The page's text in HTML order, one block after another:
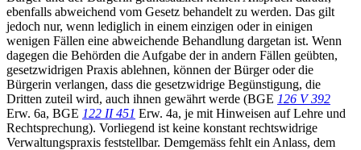
ebenfalls abweichend vom Gesetz behandelt zu werden. Das gilt
jedoch nur, wenn lediglich in einem einzigen oder in einigen
wenigen Fällen eine abweichende Behandlung dargetan ist. Wenn
dagegen die Behörden die Aufgabe der in andern Fällen geübten,
gesetzwidrigen Praxis ablehnen, können der Bürger oder die
Bürgerin verlangen, dass die gesetzwidrige Begünstigung, die
Dritten zuteil wird, auch ihnen gewährt werde (BGE 126 V 392
Erw. 6a, BGE 122 II 451 Erw. 4a, je mit Hinweisen auf Lehre und
Rechtsprechung). Vorliegend ist keine konstant rechtswidrige
Verwaltungspraxis feststellbar. Demgemäss fehlt ein Anlass, dem